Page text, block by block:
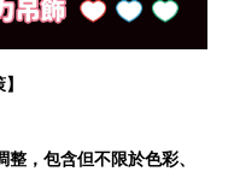
，包含但不限於色彩、